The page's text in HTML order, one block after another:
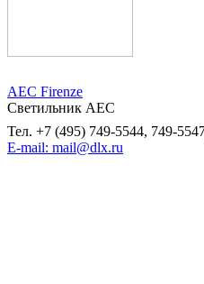
AEC Firenze
Светильник AEC
Тел. +7 (495) 749-5544, 749-
E-mail: mail@dlx.ru